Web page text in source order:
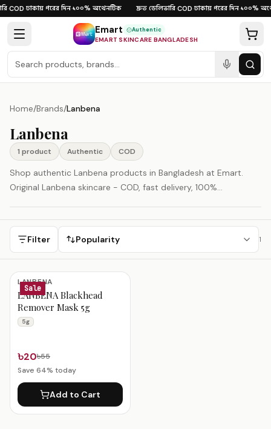
Skip to content
·COD·ঢাকায় পরের দিন·১০০% অথেনটিক দ্রুত ডেলিভারি·COD·ঢাকায় পরের দিন·১০০%
Emart Authentic
EMART SKINCARE BANGLADESH
Home/Brands/Lanbena
Lanbena
1 product Authentic COD
Shop authentic Lanbena products in Bangladesh at Emart.
Original Lanbena skincare - COD, fast delivery, 100%
Filter Popularity 1
Lanbena Products
Sale
LANBENA
LANBENA Blackhead
Remover Mask 5g
5g
৳20৳55
Save 64% today
Add to Cart